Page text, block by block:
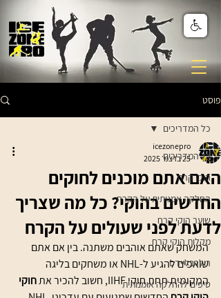
פוסט
כל המדריכים
הוקי קרח
החלקה אמנותית על הקרח
שוער הוקי קרח
מקלות הוקי קרח
רולרבליידס
טיפים להחלקה אומנותית
כל המדריכים
האם אתם מוכנים לחוקים
החדשים בהוקי? כל מה שצריך
לדעת לפני שעולים על הקרח
icezonepro
25 בדצמ׳ 2025
המשחק שאתם אוהבים משתנה. בין אם אתם
שואפים להגיע ל-NHL או משחקים בליגה
המקומית תחת חוקי IIHF, חשוב להכיר את
חוקי